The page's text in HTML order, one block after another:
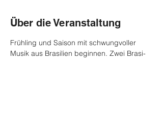
Über die Veranstaltung
Frühling und Saison mit schwungvoller
Musik aus Brasilien beginnen. Zwei Brasi-